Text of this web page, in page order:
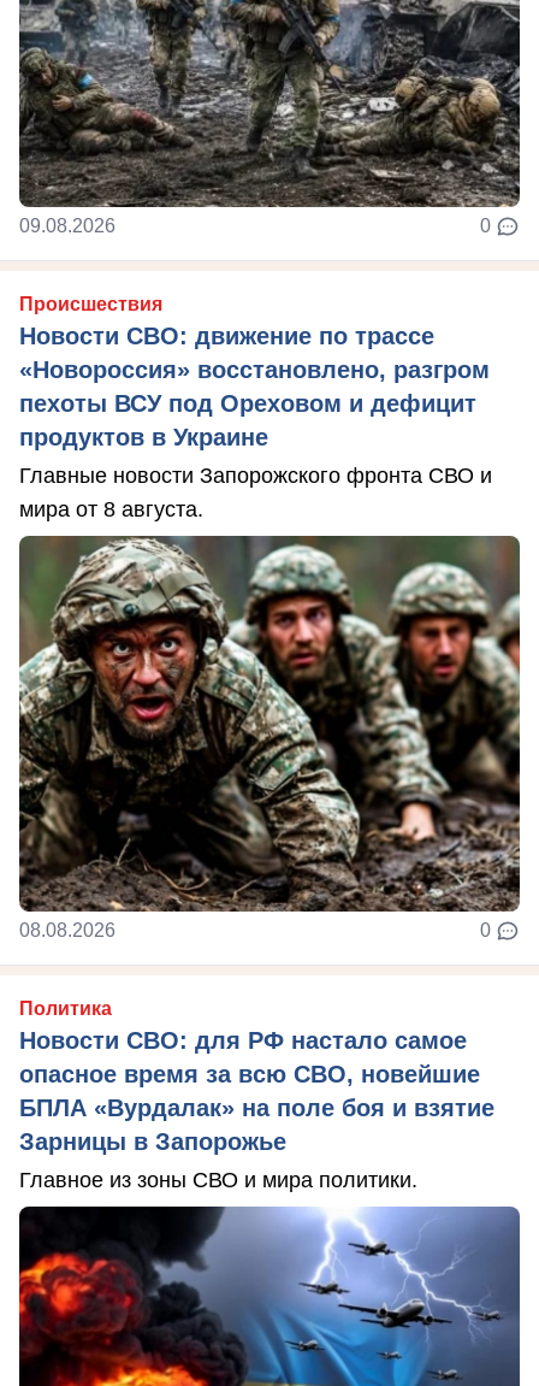
09.08.2026 0
Происшествия
Новости СВО: движение по трассе
«Новороссия» восстановлено, разгром
пехоты ВСУ под Ореховом и дефицит
продуктов в Украине
Главные новости Запорожского фронта СВО и
мира от 8 августа.
08.08.2026 0
Политика
Новости СВО: для РФ настало самое
опасное время за всю СВО, новейшие
БПЛА «Вурдалак» на поле боя и взятие
Зарницы в Запорожье
Главное из зоны СВО и мира политики.